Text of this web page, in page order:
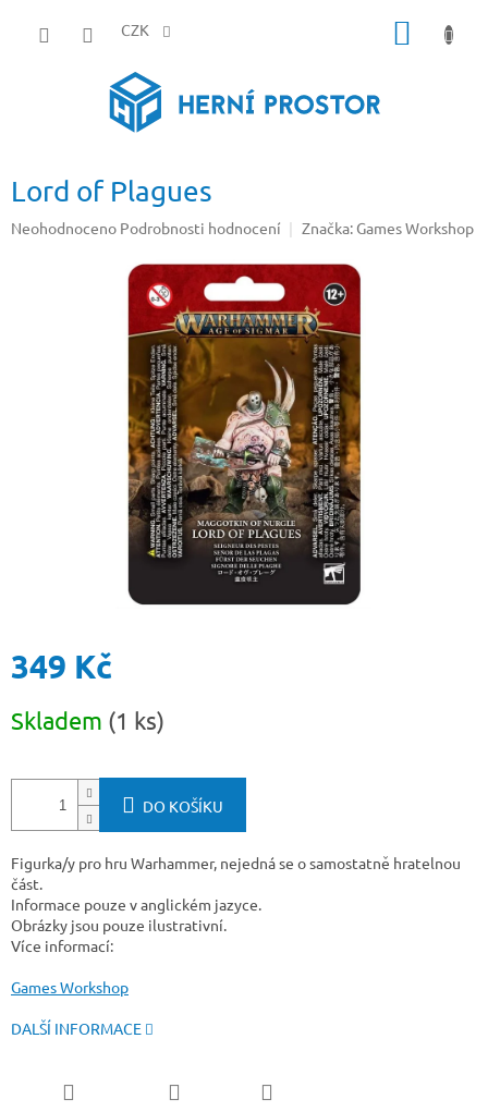
CZK
Lord of Plagues
Průměrné
Neohodnoceno Podrobnosti hodnocení Značka: Games Workshop
349 Kč
cena:
Skladem (1 ks)
DO KOŠÍKU
Figurka/y pro hru Warhammer, nejedná se o samostatně hratelnou
část.
Informace pouze v anglickém jazyce.
Obrázky jsou pouze ilustrativní.
Více informací:
Games Workshop
DALŠÍ INFORMACE